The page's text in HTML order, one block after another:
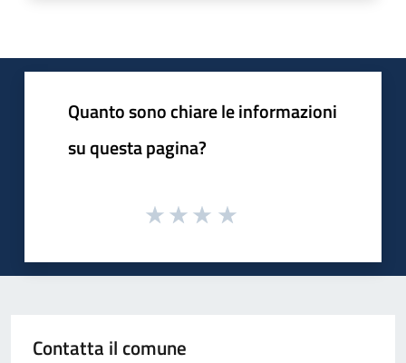
Quanto sono chiare le informazioni
su questa pagina?
Contatta il comune